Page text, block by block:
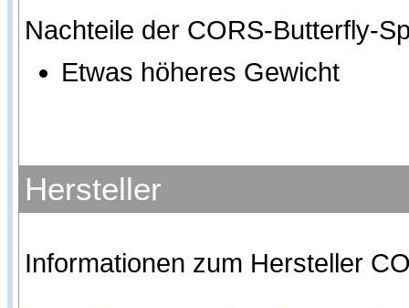
Nachteile der CORS-Butterfly-
Etwas höheres Gewicht
Hersteller
Informationen zum Hersteller